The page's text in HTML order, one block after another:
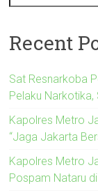
Recent
Sat Resnarkoba
Pelaku Narkotika,
Kapolres Metro
“Jaga Jakarta
Kapolres Metro
Pospam Nataru di